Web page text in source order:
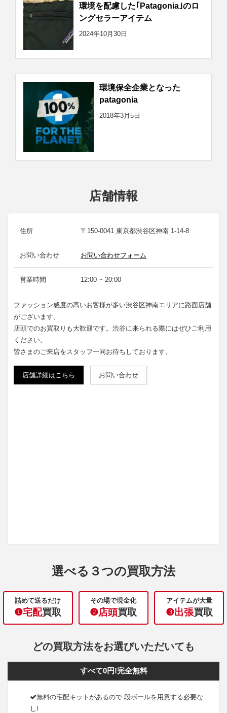
環境を配慮した｢Patagonia｣のロ
ングセラーアイテム
2024年10月30日
環境保全企業となった
patagonia
2018年3月5日
店舗情報
住所 〒150-0041 東京都渋谷区神南 1-14-8
お問い合わせ お問い合わせフォーム
営業時間 12:00 ~ 20:00
ファッション感度の高いお客様が多い渋谷区神南エリアに路面店舗
がございます。
店頭でのお買取りも大歓迎です。渋谷に来られる際にはぜひご利用
ください。
皆さまのご来店をスタッフ一同お待ちしております。
店舗詳細はこちら お問い合わせ
選べる３つの買取方法
詰めて送るだけ
❶宅配買取
その場で現金化
❷店頭買取
アイテムが大量
❸出張買取
どの買取方法をお選びいただいても
すべて0円!完全無料
無料の宅配キットがあるので 段ボールを用意する必要な
し!